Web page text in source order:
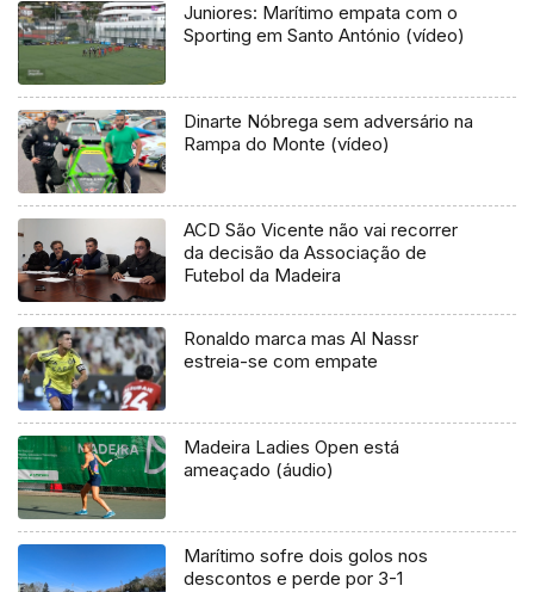
Juniores: Marítimo empata com o
Sporting em Santo António (vídeo)
Dinarte Nóbrega sem adversário na
Rampa do Monte (vídeo)
ACD São Vicente não vai recorrer
da decisão da Associação de
Futebol da Madeira
Ronaldo marca mas Al Nassr
estreia-se com empate
Madeira Ladies Open está
ameaçado (áudio)
Marítimo sofre dois golos nos
descontos e perde por 3-1